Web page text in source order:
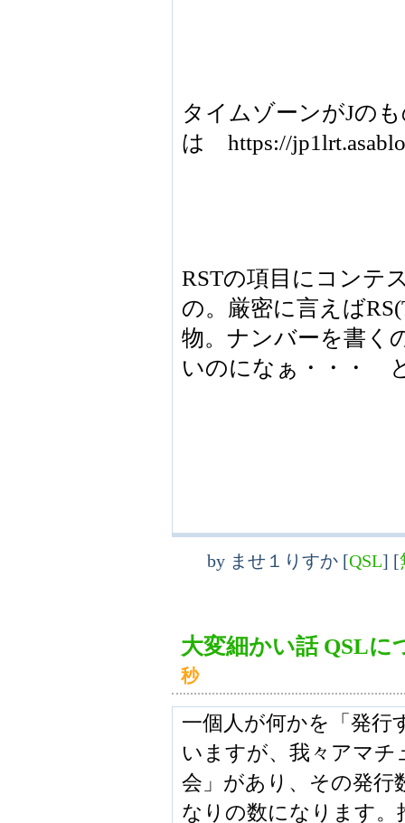
タイムゾーンがJの
は https://
RSTの項目にコンテ
の。厳密に言えば
物。ナンバーを書く
いのになぁ・・・
by ませ１りすか [QSL] [
大変細かい話 QSLに
秒
一個人が何かを「発
いますが、我々アマチ
会」があり、その発
なりの数になります